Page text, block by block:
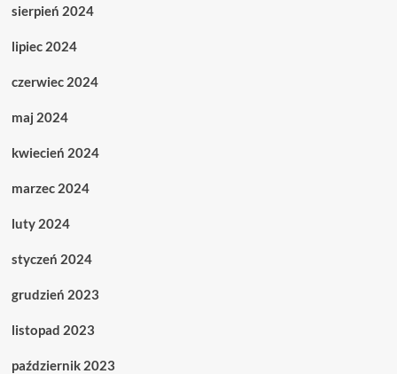
sierpień 2024
lipiec 2024
czerwiec 2024
maj 2024
kwiecień 2024
marzec 2024
luty 2024
styczeń 2024
grudzień 2023
listopad 2023
październik 2023